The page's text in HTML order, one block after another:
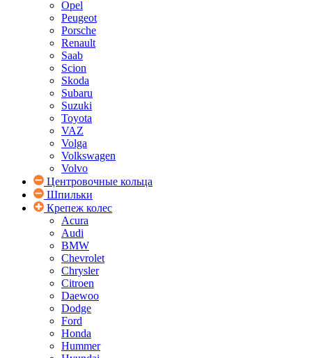
Opel
Peugeot
Porsche
Renault
Saab
Scion
Skoda
Subaru
Suzuki
Toyota
VAZ
Volga
Volkswagen
Volvo
Центровочные кольца
Шпильки
Крепеж колес
Acura
Audi
BMW
Chevrolet
Chrysler
Citroen
Daewoo
Dodge
Ford
Honda
Hummer